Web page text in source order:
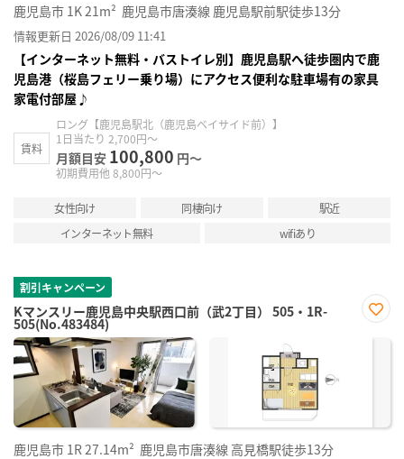
鹿児島市 1K21m² 鹿児島市唐湊線 鹿児島駅前駅徒歩13分
情報更新日 2026/08/09 11:41
【インターネット無料・バストイレ別】鹿児島駅へ徒歩圏内で鹿
児島港（桜島フェリー乗り場）にアクセス便利な駐車場有の家具
家電付部屋♪
賃料
ロング【鹿児島駅北（鹿児島ベイサイド前）】
1日当たり 2,700円～
月額目安 100,800 円～
初期費用他 8,800円～
女性向け 同棲向け
駅近
インターネット無料
wifiあり
割引キャンペーン
Kマンスリー鹿児島中央駅西口前（武2丁目） 505・1R-
505(No.483484)
に入
鹿児島市 1R 27.14m² 鹿児島市唐湊線 高見橋駅徒歩13分